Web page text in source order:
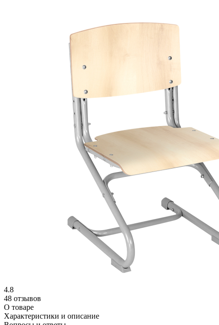
4.8
48 отзывов
О товаре
Характеристики и описание